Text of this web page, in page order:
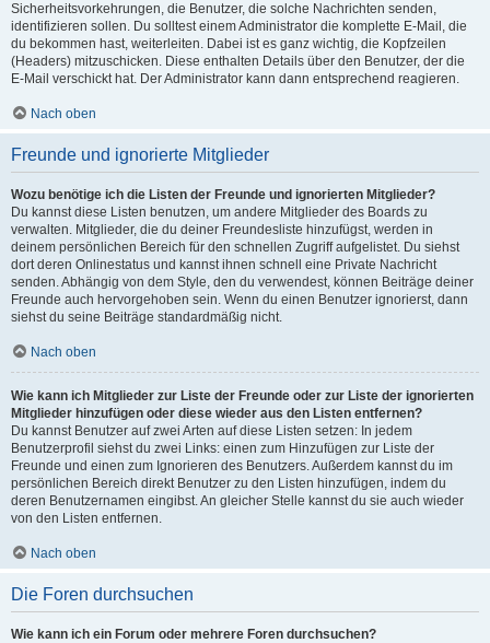
Sicherheitsvorkehrungen, die Benutzer, die solche Nachrichten senden,
identifizieren sollen. Du solltest einem Administrator die komplette E-Mail, die
du bekommen hast, weiterleiten. Dabei ist es ganz wichtig, die Kopfzeilen
(Headers) mitzuschicken. Diese enthalten Details über den Benutzer, der die
E-Mail verschickt hat. Der Administrator kann dann entsprechend reagieren.
Nach oben
Freunde und ignorierte Mitglieder
Wozu benötige ich die Listen der Freunde und ignorierten Mitglieder?
Du kannst diese Listen benutzen, um andere Mitglieder des Boards zu
verwalten. Mitglieder, die du deiner Freundesliste hinzufügst, werden in
deinem persönlichen Bereich für den schnellen Zugriff aufgelistet. Du siehst
dort deren Onlinestatus und kannst ihnen schnell eine Private Nachricht
senden. Abhängig von dem Style, den du verwendest, können Beiträge deiner
Freunde auch hervorgehoben sein. Wenn du einen Benutzer ignorierst, dann
siehst du seine Beiträge standardmäßig nicht.
Nach oben
Wie kann ich Mitglieder zur Liste der Freunde oder zur Liste der ignorierten
Mitglieder hinzufügen oder diese wieder aus den Listen entfernen?
Du kannst Benutzer auf zwei Arten auf diese Listen setzen: In jedem
Benutzerprofil siehst du zwei Links: einen zum Hinzufügen zur Liste der
Freunde und einen zum Ignorieren des Benutzers. Außerdem kannst du im
persönlichen Bereich direkt Benutzer zu den Listen hinzufügen, indem du
deren Benutzernamen eingibst. An gleicher Stelle kannst du sie auch wieder
von den Listen entfernen.
Nach oben
Die Foren durchsuchen
Wie kann ich ein Forum oder mehrere Foren durchsuchen?